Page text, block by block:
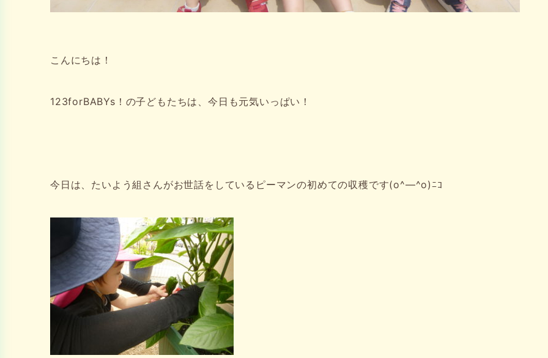
こんにちは！
123forBABYs！の子どもたちは、今日も元気いっぱい！
今日は、たいよう組さんがお世話をしているピーマンの初めての収穫です(o^―^o)ﾆｺ